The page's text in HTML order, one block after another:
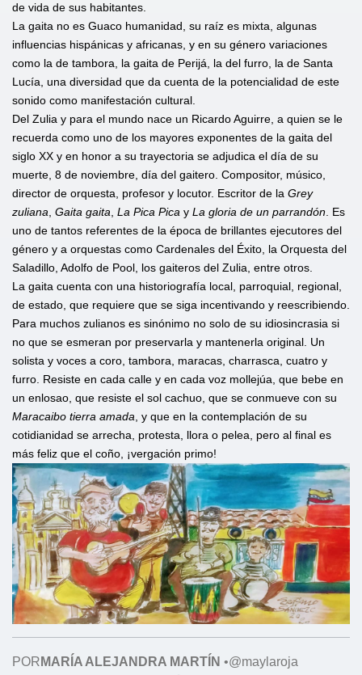
de vida de sus habitantes.
La gaita no es Guaco humanidad, su raíz es mixta, algunas
influencias hispánicas y africanas, y en su género variaciones
como la de tambora, la gaita de Perijá, la del furro, la de Santa
Lucía, una diversidad que da cuenta de la potencialidad de este
sonido como manifestación cultural.
Del Zulia y para el mundo nace un Ricardo Aguirre, a quien se le
recuerda como uno de los mayores exponentes de la gaita del
siglo XX y en honor a su trayectoria se adjudica el día de su
muerte, 8 de noviembre, día del gaitero. Compositor, músico,
director de orquesta, profesor y locutor. Escritor de la Grey
zuliana Gaita gaita La Pica Pica y La gloria de un parrandón . Es
uno de tantos referentes de la época de brillantes ejecutores del
género y a orquestas como Cardenales del Éxito, la Orquesta del
Saladillo, Adolfo de Pool, los gaiteros del Zulia, entre otros.
La gaita cuenta con una historiografía local, parroquial, regional,
de estado, que requiere que se siga incentivando y reescribiendo.
Para muchos zulianos es sinónimo no solo de su idiosincrasia si
no que se esmeran por preservarla y mantenerla original. Un
solista y voces a coro, tambora, maracas, charrasca, cuatro y
furro. Resiste en cada calle y en cada voz mollejúa, que bebe en
un enlosao, que resiste el sol cachuo, que se conmueve con su
Maracaibo tierra amada , y que en la contemplación de su
cotidianidad se arrecha, protesta, llora o pelea, pero al final es
más feliz que el coño, ¡vergación primo!
POR MARÍA ALEJANDRA MARTÍN •@maylaroja